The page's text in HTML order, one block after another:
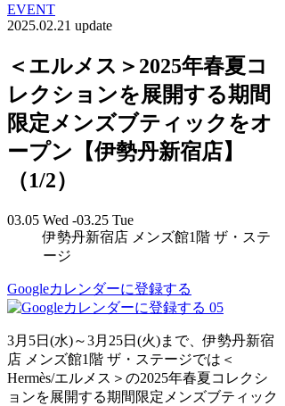
EVENT
2025.02.21 update
＜エルメス＞2025年春夏コ
レクションを展開する期間
限定メンズブティックをオ
ープン【伊勢丹新宿店】
（1/2）
03.05 Wed -03.25 Tue
伊勢丹新宿店 メンズ館1階 ザ・ステ
ージ
Googleカレンダーに登録する
05
3月5日(水)～3月25日(火)まで、伊勢丹新宿
店 メンズ館1階 ザ・ステージでは＜
Hermès/エルメス＞の2025年春夏コレクシ
ョンを展開する期間限定メンズブティック